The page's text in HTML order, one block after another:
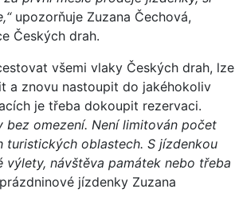
upozorňuje Zuzana Čechová,
Českých drah.
všemi vlaky Českých drah, lze
a znovu nastoupit do jakéhokoliv
je třeba dokoupit rezervaci.
omezení. Není limitován počet
oblastech. S jízdenkou
návštěva památek nebo třeba
jízdenky Zuzana